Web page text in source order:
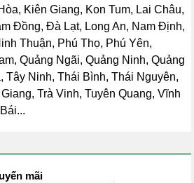
Kiên Giang, Kon Tum, Lai Châu,
Đồng, Đà Lạt, Long An, Nam Định,
Thuận, Phú Thọ, Phú Yên,
Quảng Ngãi, Quảng Ninh, Quảng
Tây Ninh, Thái Bình, Thái Nguyên,
Trà Vinh, Tuyên Quang, Vĩnh
mãi